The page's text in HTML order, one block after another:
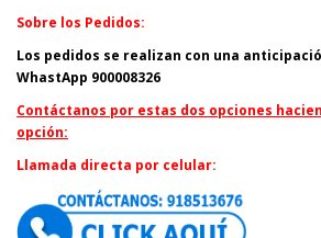
Sobre los Pedidos:
Los pedidos se realizan con una
WhastApp 900008326
Contáctanos por estas dos opciones
opción:
Llamada directa por celular: